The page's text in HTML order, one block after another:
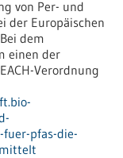
von Per- und
der Europäischen
dem
einen der
Verordnung
pfas-die-